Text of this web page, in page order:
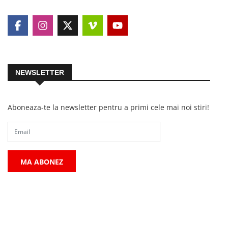
NEWSLETTER
Aboneaza-te la newsletter pentru a primi cele mai noi stiri!
MA ABONEZ